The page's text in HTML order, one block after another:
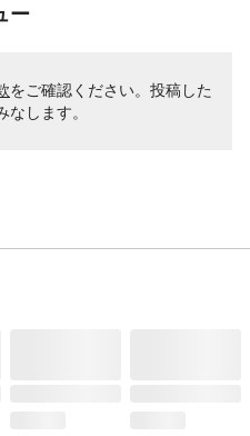
ー
をご確認ください。投稿した
します。